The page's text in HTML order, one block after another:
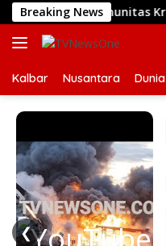
Langsung
ke
konten
Breaking News
Komunitas Kreatif
Kalbar Nusantara Dunia
❮